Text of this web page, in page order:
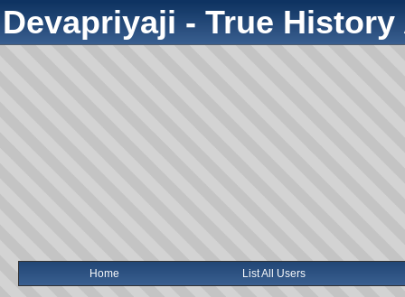
Devapriyaji - True
Home List All Users